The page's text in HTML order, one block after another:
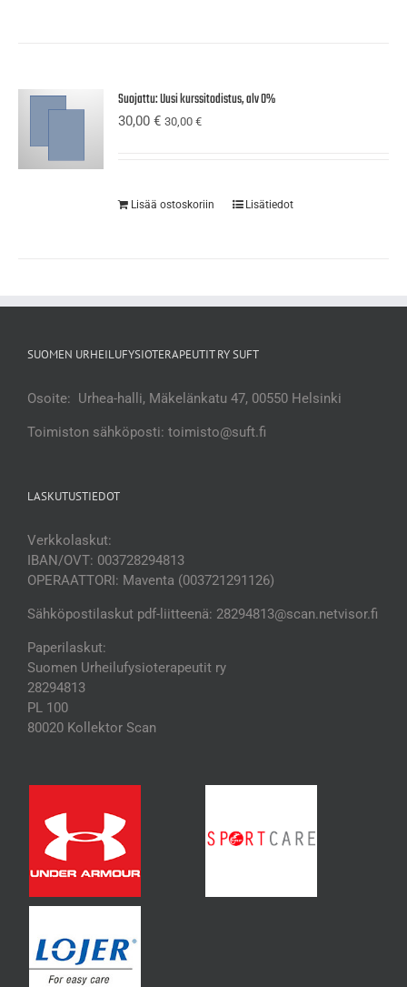
Suojattu: Uusi kurssitodistus, alv 0%
30,00€ 30,00€
Lisää ostoskoriin Lisätiedot
SUOMEN URHEILUFYSIOTERAPEUTIT RY SUFT
Osoite: Urhea-halli, Mäkelänkatu 47, 00550 Helsinki
Toimiston sähköposti: toimisto@suft.fi
LASKUTUSTIEDOT
Verkkolaskut:
IBAN/OVT: 003728294813
OPERAATTORI: Maventa (003721291126)
Sähköpostilaskut pdf-liitteenä: 28294813@scan.netvisor.fi
Paperilaskut:
Suomen Urheilufysioterapeutit ry
28294813
PL 100
80020 Kollektor Scan